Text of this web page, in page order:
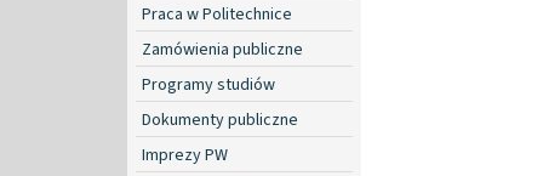
Praca w Politechnice
Zamówienia publiczne
Programy studiów
Dokumenty publiczne
Imprezy PW